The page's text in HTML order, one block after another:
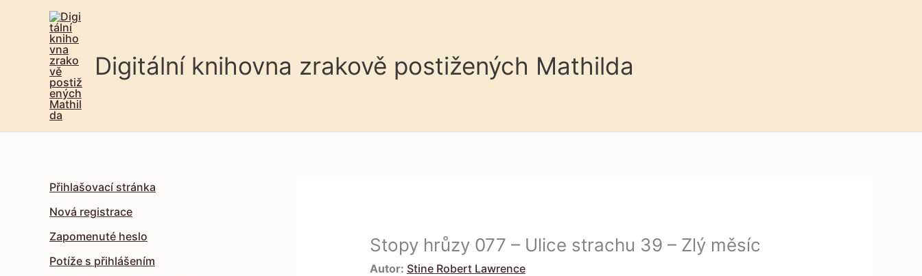
Digitální knihovna zrakově postižených Mathilda
Přihlašovací stránka
Nová registrace
Zapomenuté heslo
Potíže s přihlášením
Stopy hrůzy 077 – Ulice strachu 39 – Zlý měsíc
Autor: Stine Robert Lawrence